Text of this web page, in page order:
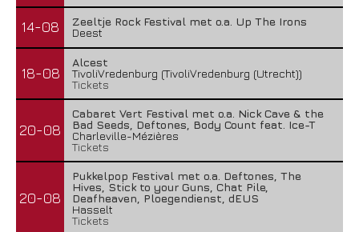
14-08
Zeeltje Rock Festival met o.a. Up The Irons
Deest
18-08
Alcest
TivoliVredenburg (TivoliVredenburg (Utrecht))
Tickets
20-08
Cabaret Vert Festival met o.a. Nick Cave & the
Bad Seeds, Deftones, Body Count feat. Ice-T
Charleville-Mézières
Tickets
20-08
Pukkelpop Festival met o.a. Deftones, The
Hives, Stick to your Guns, Chat Pile,
Deafheaven, Ploegendienst, dEUS
Hasselt
Tickets